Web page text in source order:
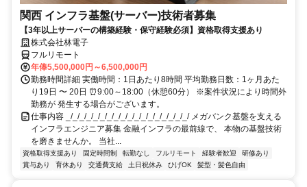
関西 インフラ基盤(サーバー)技術者募集
【3年以上サーバーの構築経験・保守経験必須】資格取得支援あり
株式会社林電子
フルリモート
年俸5,500,000円～6,500,000円
勤務時間詳細 実働時間：1日あたり8時間 平均勤務日数：1ヶ月あた
り19日 〜 20日 ⏰9:00～18:00（休憩60分） ※案件状況により時間外
勤務が 発生する場合がございます。
仕事内容 _/_/_/_/_/_/_/_/_/_/_/_/_/_/_/_/_/_/ メガバンク基盤を支える
インフラエンジニア募集 金融インフラの最前線で、 本物の基盤技術
を磨きませんか。 当社...
資格取得支援あり 固定時間制 転勤なし フルリモート 経験者歓迎
研修あり
賞与あり
育休あり 交通費支給 土日祝休み ひげOK 髪型・髪色自由